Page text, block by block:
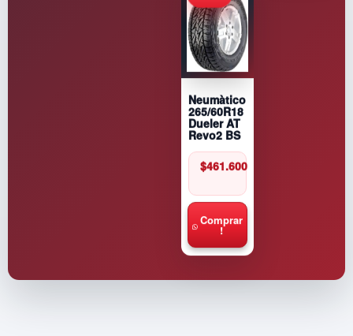
Neumàtico
265/60R18
Dueler AT
Revo2 BS
$461.600
Comprar
!